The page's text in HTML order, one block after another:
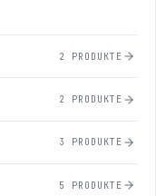
2 PRODUKTE
2 PRODUKTE
3 PRODUKTE
5 PRODUKTE